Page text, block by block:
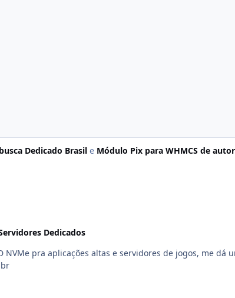
Dedicado Brasil e Módulo Pix para WHMCS de
Dedicados